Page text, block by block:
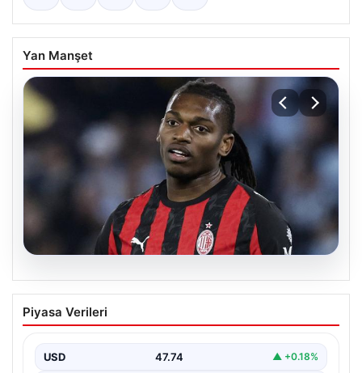
Yan Manşet
Galatasaray’dan Rafael Leao Çılgınlığı:
Resmi Anlaşma Çok Yakın
transfer sezonunda yaptığı ataklarla dikkat çekmeye
devam ediyor. Sarı-kırmızılılar,…
Piyasa Verileri
USD 47.74 ▲ +0.18%